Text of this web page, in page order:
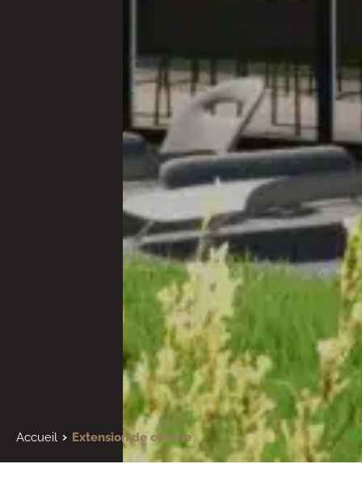
Accueil Extension de cuisine